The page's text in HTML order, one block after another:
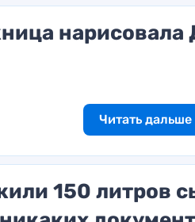
нарисовала
Читать дальше
150 литров